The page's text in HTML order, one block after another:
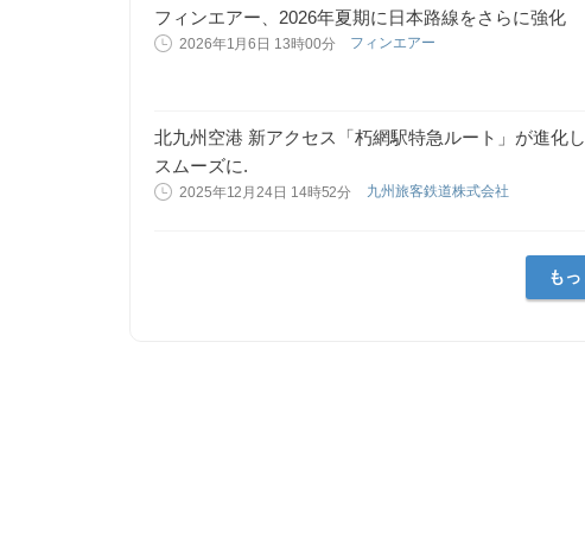
フィンエアー、2026年夏期に日本路線をさらに強化
2026年1月6日 13時00分 フィンエアー
北九州空港 新アクセス「朽網駅特急ルート」が進化
スムーズに.
2025年12月24日 14時52分 九州旅客鉄道株式会社
も